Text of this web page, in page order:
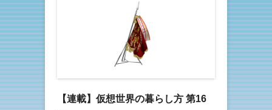
【連載】仮想世界の暮らし方 第16